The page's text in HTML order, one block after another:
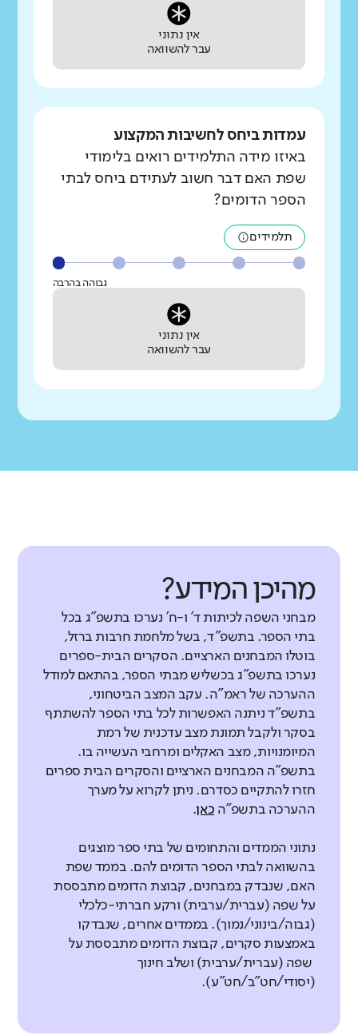
אין נתוני
עבר להשוואה
עמדות ביחס לחשיבות המקצוע
באיזו מידה התלמידים רואים בלימודי
שפת האם דבר חשוב לעתידם ביחס לבתי
הספר הדומים?
תלמידים
גבוהה בהרבה
אין נתוני
עבר להשוואה
מהיכן המידע?
מבחני השפה לכיתות ד' ו-ח' נערכו בתשפ"ג בכל
בתי הספר. בתשפ"ד, בשל מלחמת חרבות ברזל,
בוטלו המבחנים הארציים. הסקרים הבית-ספרים
נערכו בתשפ"ג בכשליש מבתי הספר, בהתאם למודל
ההערכה של ראמ"ה. עקב המצב הביטחוני,
בתשפ"ד ניתנה האפשרות לכל בתי הספר להשתתף
בסקר ולקבל תמונת מצב עדכנית של רמת
המיומנויות, מצב האקלים ומרחבי העשייה בו.
בתשפ"ה המבחנים הארציים והסקרים הבית ספרים
חזרו להתקיים כסדרם. ניתן לקרוא על מערך
ההערכה בתשפ"ה כאן.
נתוני הממדים והתחומים של בתי ספר מוצגים
בהשוואה לבתי הספר הדומים להם. בממד שפת
האם, שנבדק במבחנים, קבוצת הדומים מתבססת
על שפה (עברית/ערבית) ורקע חברתי-כלכלי
(גבוה/בינוני/נמוך). בממדים אחרים, שנבדקו
באמצעות סקרים, קבוצת הדומים מתבססת על
שפה (עברית/ערבית) ושלב חינוך
(יסודי/חט"ב/חט"ע).